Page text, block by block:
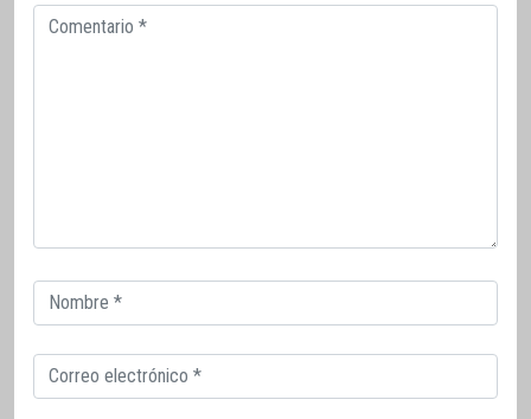
Comentario
Correo
electrónico
Correo
electrónico